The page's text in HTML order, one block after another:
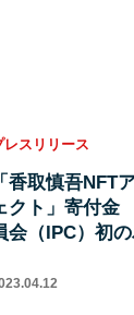
レスリリース
「香取慎吾NFT
クト」寄付金
会（IPC）初